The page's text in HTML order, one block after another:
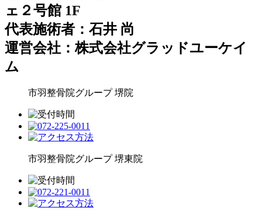
ェ２号館 1F
代表施術者：石井 尚
運営会社：株式会社グラッドユーケイ
ム
市羽整骨院グループ堺院
市羽整骨院グループ堺東院